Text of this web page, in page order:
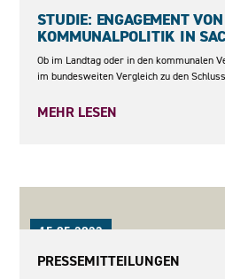
STUDIE: ENGAGEMENT
KOMMUNALPOLITIK IN
Ob im Landtag oder in den kommunalen
im bundesweiten Vergleich zu den
MEHR LESEN
15.05.2023
PRESSEMITTEILUNGEN